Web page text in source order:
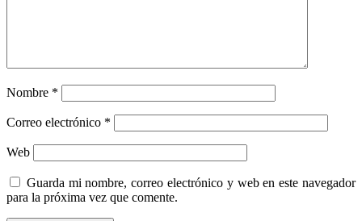
Nombre *
Correo electrónico *
Web
Guarda mi nombre, correo electrónico y web en este navegador
para la próxima vez que comente.